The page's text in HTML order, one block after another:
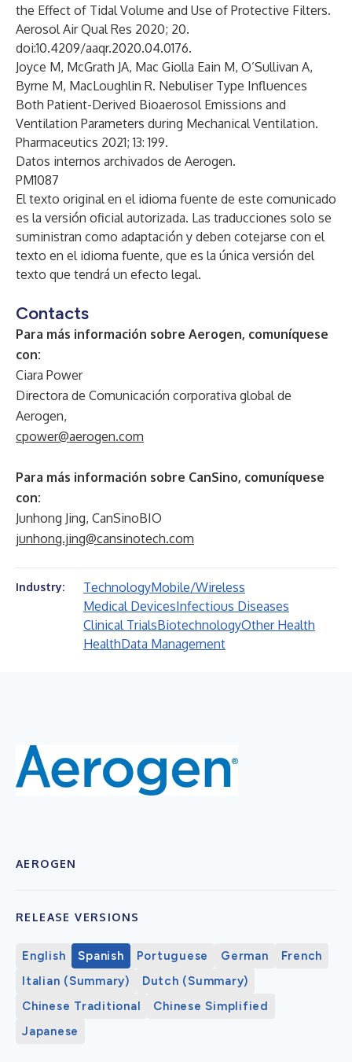
the Effect of Tidal Volume and Use of Protective Filters.
Aerosol Air Qual Res 2020; 20.
doi:10.4209/aaqr.2020.04.0176.
Joyce M, McGrath JA, Mac Giolla Eain M, O’Sullivan A,
Byrne M, MacLoughlin R. Nebuliser Type Influences
Both Patient-Derived Bioaerosol Emissions and
Ventilation Parameters during Mechanical Ventilation.
Pharmaceutics 2021; 13: 199.
Datos internos archivados de Aerogen.
PM1087
El texto original en el idioma fuente de este comunicado
es la versión oficial autorizada. Las traducciones solo se
suministran como adaptación y deben cotejarse con el
texto en el idioma fuente, que es la única versión del
texto que tendrá un efecto legal.
Contacts
Para más información sobre Aerogen, comuníquese
con:
Ciara Power
Directora de Comunicación corporativa global de
Aerogen,
cpower@aerogen.com
Para más información sobre CanSino, comuníquese
con:
Junhong Jing, CanSinoBIO
junhong.jing@cansinotech.com
Industry: TechnologyMobile/Wireless
Medical DevicesInfectious Diseases
Clinical TrialsBiotechnologyOther Health
HealthData Management
AEROGEN
RELEASE VERSIONS
English Spanish Portuguese German
French
Italian (Summary)
Dutch (Summary)
Chinese Traditional
Chinese Simplified
Japanese